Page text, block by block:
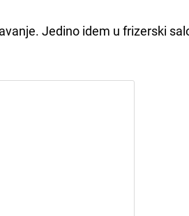
Jedino idem u frizerski